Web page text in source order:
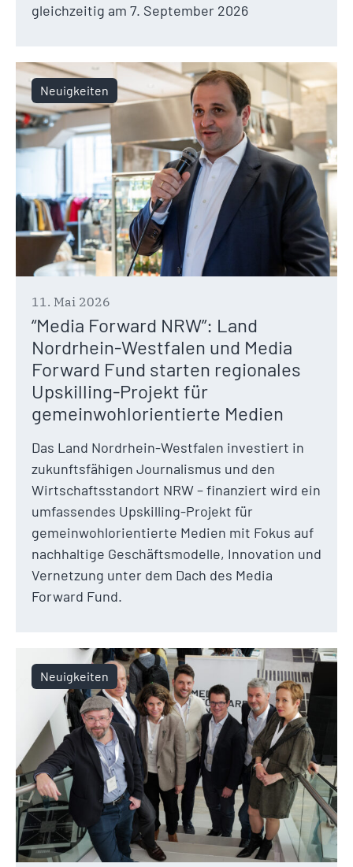
gleichzeitig am 7. September 2026
Neuigkeiten
11. Mai 2026
“Media Forward NRW”: Land
Nordrhein-Westfalen und Media
Forward Fund starten regionales
Upskilling-Projekt für
gemeinwohlorientierte Medien
Das Land Nordrhein-Westfalen investiert in
zukunftsfähigen Journalismus und den
Wirtschaftsstandort NRW – finanziert wird ein
umfassendes Upskilling-Projekt für
gemeinwohlorientierte Medien mit Fokus auf
nachhaltige Geschäftsmodelle, Innovation und
Vernetzung unter dem Dach des Media
Forward Fund.
Neuigkeiten